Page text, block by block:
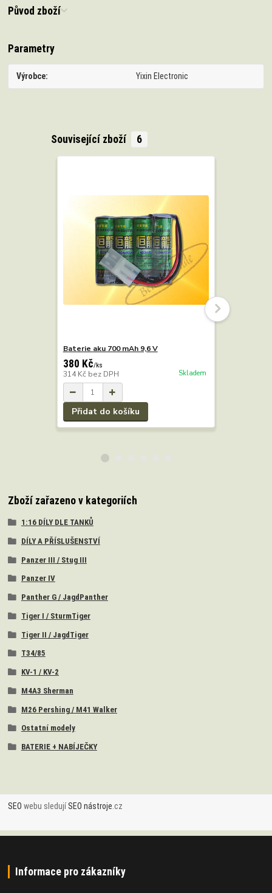
Původ zboží
Parametry
Výrobce Yixin Electronic
Související zboží 6
Baterie aku 700 mAh 9,6 V
380 Kč/ks
314 Kč bez DPH Skladem
Přidat do košíku
Zboží zařazeno v kategoriích
1:16 DÍLY DLE TANKŮ
DÍLY A PŘÍSLUŠENSTVÍ
Panzer III / Stug III
Panzer IV
Panther G / JagdPanther
Tiger I / SturmTiger
Tiger II / JagdTiger
T34/85
KV-1 / KV-2
M4A3 Sherman
M26 Pershing / M41 Walker
Ostatní modely
BATERIE + NABÍJEČKY
SEO webu sledujíSEO nástroje .cz
Informace pro zákazníky